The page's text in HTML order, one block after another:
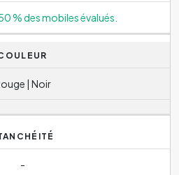
% des mobiles évalués.
| Noir
-